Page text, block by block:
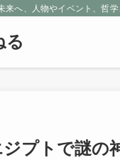
来へ、人物やイベント、哲
る
ジプトで謎